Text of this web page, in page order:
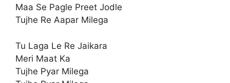
Maa Se Pagle Preet Jodle
Tujhe Re Aapar Milega
Tu Laga Le Re Jaikara
Meri Maat Ka
Tujhe Pyar Milega